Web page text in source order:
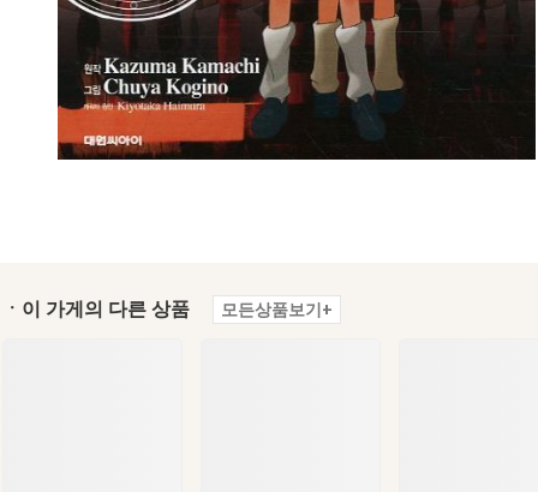
ㆍ이 가게의 다른 상품 모든상품보기+